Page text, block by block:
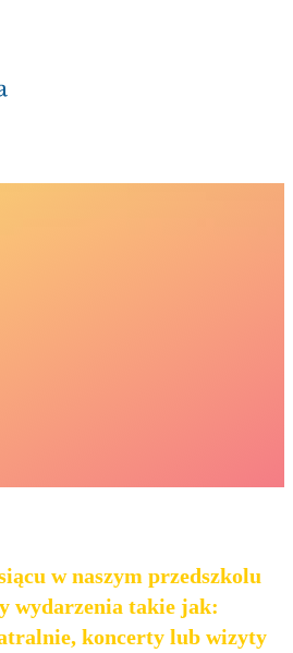
w naszym przedszkolu
wydarzenia takie jak:
koncerty lub wizyty